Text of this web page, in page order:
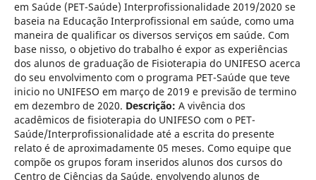
em Saúde (PET-Saúde) Interprofissionalidade 2019/2020 se
baseia na Educação Interprofissional em saúde, como uma
maneira de qualificar os diversos serviços em saúde. Com
base nisso, o objetivo do trabalho é expor as experiências
dos alunos de graduação de Fisioterapia do UNIFESO acerca
do seu envolvimento com o programa PET-Saúde que teve
inicio no UNIFESO em março de 2019 e previsão de termino
em dezembro de 2020. Descrição: A vivência dos
acadêmicos de fisioterapia do UNIFESO com o PET-
Saúde/Interprofissionalidade até a escrita do presente
relato é de aproximadamente 05 meses. Como equipe que
compõe os grupos foram inseridos alunos dos cursos do
Centro de Ciências da Saúde, envolvendo alunos de